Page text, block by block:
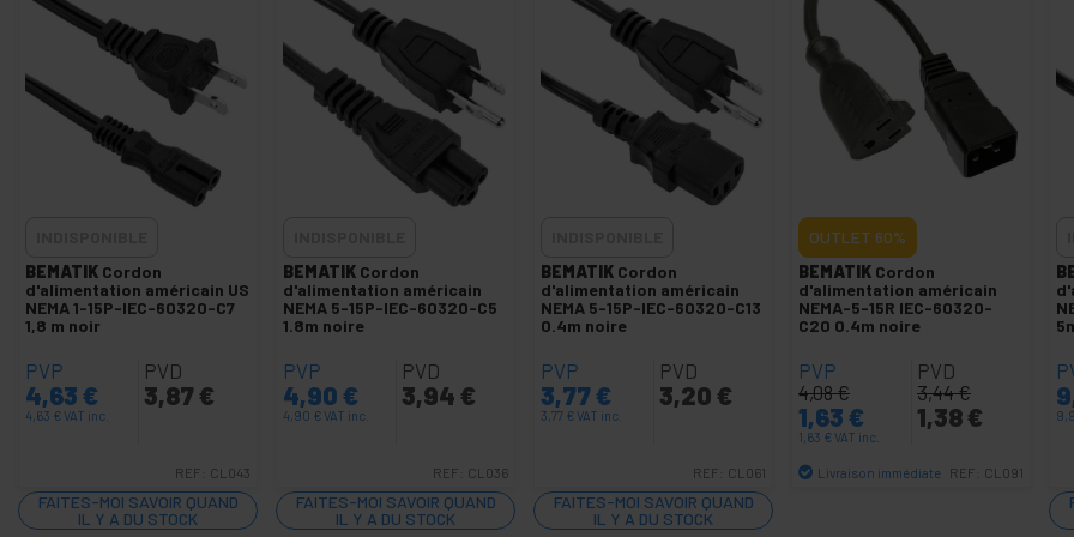
Câble IEC-60320 C13
Câble IEC-60320 C14
Câble IEC-60320 C19
Câble IEC-60320 C20
Câble IEC-60320 C5
Câble Schuko fêmelle
Câble Schuko
Fiche IEC-60320 pour monter
Schuko pour le montage
Prise industrielle IEC-60309 bleu
Prise industrielle IEC-60309 rouge
BEMATIK Cordon
d'alimentation américain US
NEMA 1-15P-IEC-60320-C7
1,8 m noir
PVP
4,63 €
4,63 €VAT inc.
PVD
3,87 €
REF: CL043
FAITES-MOI SAVOIR QUAND
IL Y A DU STOCK
BEMATIK Cordon
d'alimentation américain
NEMA 5-15P-IEC-60320-C5
1.8m noire
PVP
4,90 €
4,90 €VAT inc.
PVD
3,94 €
REF: CL036
FAITES-MOI SAVOIR QUAND
IL Y A DU STOCK
BEMATIK Cordon
d'alimentation américain
NEMA 5-15P-IEC-60320-C13
0.4m noire
PVP
3,77€
3,77 €VAT inc.
PVD
3,20 €
REF: CL061
FAITES-MOI SAVOIR QUAND
IL Y A DU STOCK
OUTLET 60%
BEMATIK Cordon
d'alimentation américain
NEMA-5-15R IEC-60320-
C20 0.4m noire
PVP
4,08€
1,63 €
1,63 €VAT inc.
PVD
3,44€
1,38 €
Livraison immédiate REF: CL091